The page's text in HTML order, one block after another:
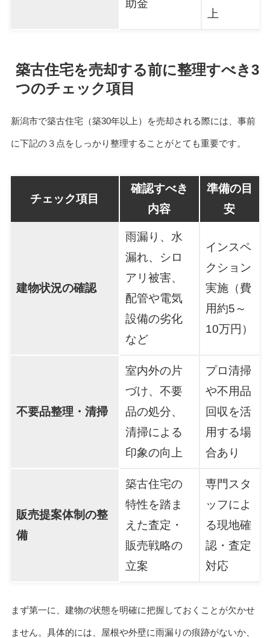
助金
上
築古住宅を売却する前に整理すべき3
つのチェック項目
新潟市で築古住宅（築30年以上）を売却される際には、事前
に下記の３点をしっかり整理することがとても重要です。
チェック項目
確認すべき
内容
準備の目
安
建物状況の確認
雨漏り、水
漏れ、シロ
アリ被害、
配管や電気
設備の劣化
など
インスペ
クション
実施（費
用約5～
10万円）
不要品整理・清掃
室内外の片
づけ、不要
品の処分、
清掃による
印象の向上
プロ清掃
や不用品
回収を活
用する場
合あり
販売提案体制の整
備
築古住宅の
特性を踏ま
えた査定・
販売戦略の
立案
専門スタ
ッフによ
る現地確
認・査定
対応
まず第一に、建物の状態を明確に把握しておくことが欠かせ
ません。具体的には、屋根や外壁に雨漏りの痕跡がないか、